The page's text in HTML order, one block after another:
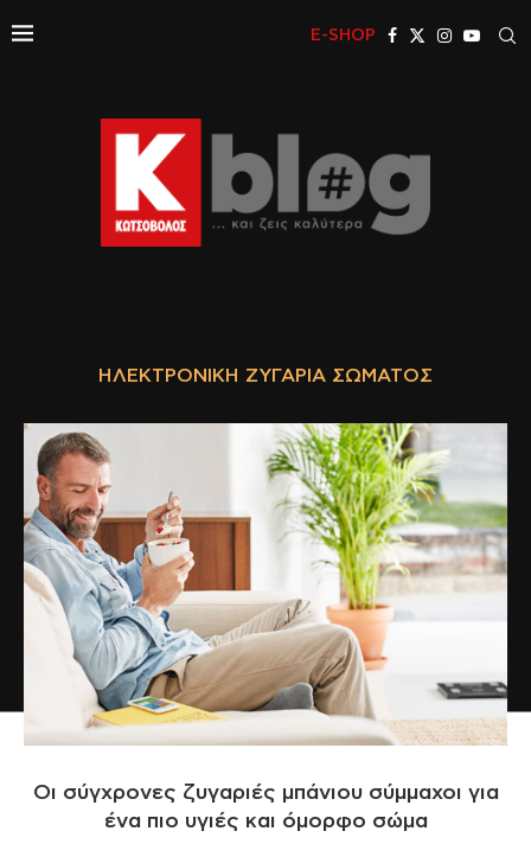
E-SHOP
ΗΛΕΚΤΡΟΝΙΚΉ ΖΥΓΑΡΙΆ ΣΏΜΑΤΟΣ
Οι σύγχρονες ζυγαριές μπάνιου σύμμαχοι για
ένα πιο υγιές και όμορφο σώμα